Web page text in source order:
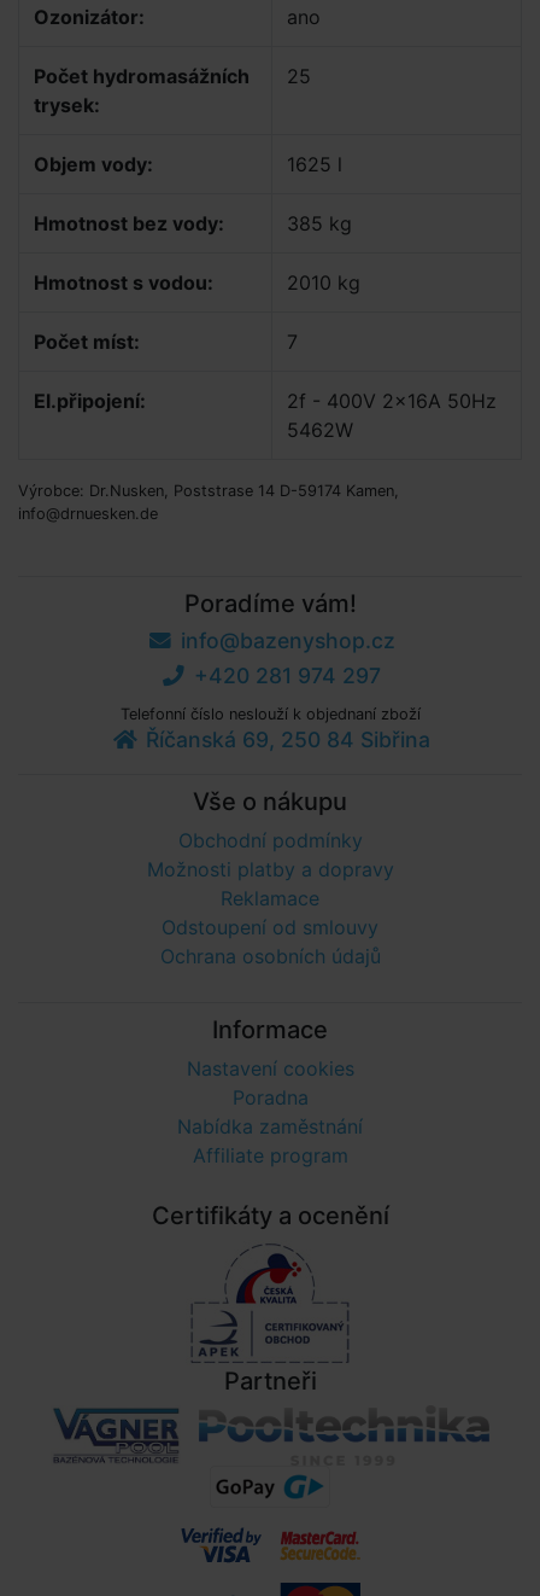
Ozonizátor: ano
Počet hydromasážních
trysek:
25
Objem vody: 1625 l
Hmotnost bez vody: 385 kg
Hmotnost s vodou: 2010 kg
Počet míst: 7
El.připojení:
2f - 400V 2x16A 50Hz
5462W
Výrobce: Dr.Nusken, Poststrase 14 D-59174 Kamen,
info@drnuesken.de
Poradíme vám!
info@bazenyshop.cz
+420 281 974 297
Telefonní číslo neslouží k objednaní zboží
Říčanská 69, 250 84 Sibřina
Vše o nákupu
Obchodní podmínky
Možnosti platby a dopravy
Reklamace
Odstoupení od smlouvy
Ochrana osobních údajů
Informace
Nastavení cookies
Poradna
Nabídka zaměstnání
Affiliate program
Certifikáty a ocenění
Partneři